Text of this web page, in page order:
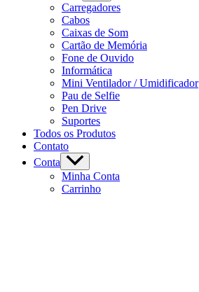
Carregadores
Cabos
Caixas de Som
Cartão de Memória
Fone de Ouvido
Informática
Mini Ventilador / Umidificador
Pau de Selfie
Pen Drive
Suportes
Todos os Produtos
Contato
Conta
Minha Conta
Carrinho